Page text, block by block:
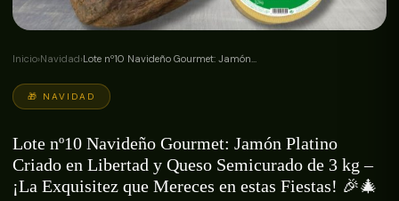
Inicio›Navidad›Lote nº10 Navideño Gourmet: Jamón…
🎁 NAVIDAD
Lote nº10 Navideño Gourmet: Jamón Platino
Criado en Libertad y Queso Semicurado de 3 kg –
¡La Exquisitez que Mereces en estas Fiestas! 🎉🎄